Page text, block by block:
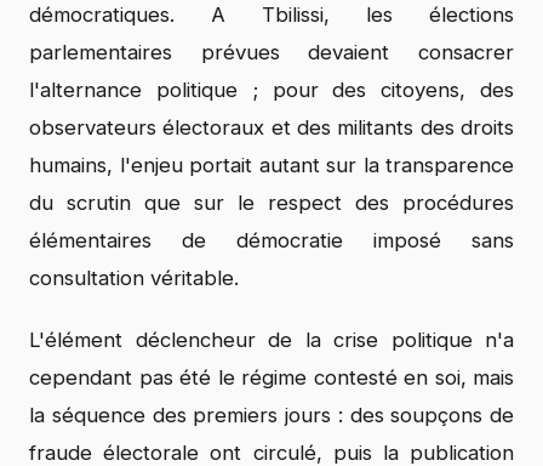
démocratiques. A Tbilissi, les élections
parlementaires prévues devaient consacrer
l'alternance politique ; pour des citoyens, des
observateurs électoraux et des militants des droits
humains, l'enjeu portait autant sur la transparence
du scrutin que sur le respect des procédures
élémentaires de démocratie imposé sans
consultation véritable.
L'élément déclencheur de la crise politique n'a
cependant pas été le régime contesté en soi, mais
la séquence des premiers jours : des soupçons de
fraude électorale ont circulé, puis la publication